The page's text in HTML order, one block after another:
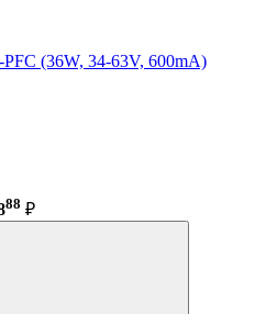
(36W, 34-63V, 600mA)
88 ₽